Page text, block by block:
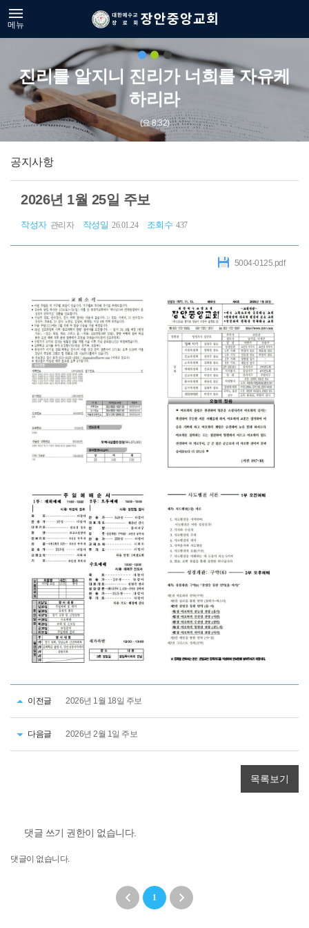
메뉴
진리를 알지니 진리가 너희를 자유케
하리라
(요 8:32)
공지사항
2026년 1월 25일 주보
작성자 관리자 작성일 26.01.24 조회수 437
5004-0125.pdf
이전글 2026년 1월 18일 주보
다음글 2026년 2월 1일 주보
목록보기
댓글 쓰기 권한이 없습니다.
댓글이 없습니다.
1